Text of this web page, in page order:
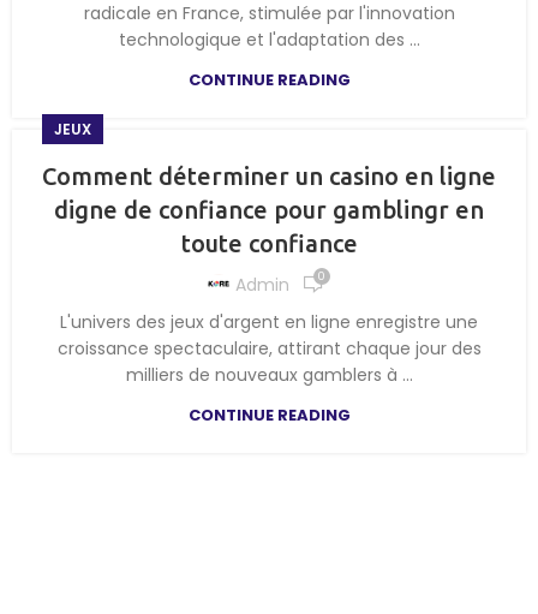
radicale en France, stimulée par l'innovation
technologique et l'adaptation des ...
CONTINUE READING
JEUX
Comment déterminer un casino en ligne
digne de confiance pour gamblingr en
toute confiance
Admin 0
L'univers des jeux d'argent en ligne enregistre une
croissance spectaculaire, attirant chaque jour des
milliers de nouveaux gamblers à ...
CONTINUE READING